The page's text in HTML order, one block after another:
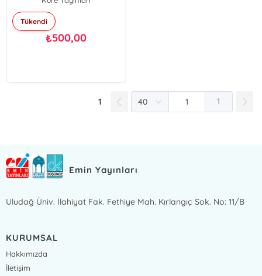
Tükendi
₺500,00
1 1
Emin Yayınları
Uludağ Üniv. İlahiyat Fak. Fethiye Mah. Kırlangıç Sok. No: 11/B
KURUMSAL
Hakkımızda
İletişim